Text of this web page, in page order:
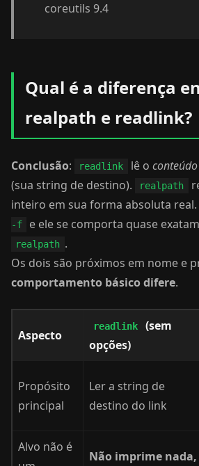
coreutils 9.4
Qual é a diferença
realpath e readlink?
Conclusão: readlink lê o conteúdo
(sua string de destino).
realpath
inteiro em sua forma absoluta
-f
e ele se comporta quase
realpath .
Os dois são próximos em nome e
comportamento básico difere.
Aspecto
readlink
(sem
opções)
Propósito
principal
Ler a string de
destino do link
Alvo não é
Não imprime nada,